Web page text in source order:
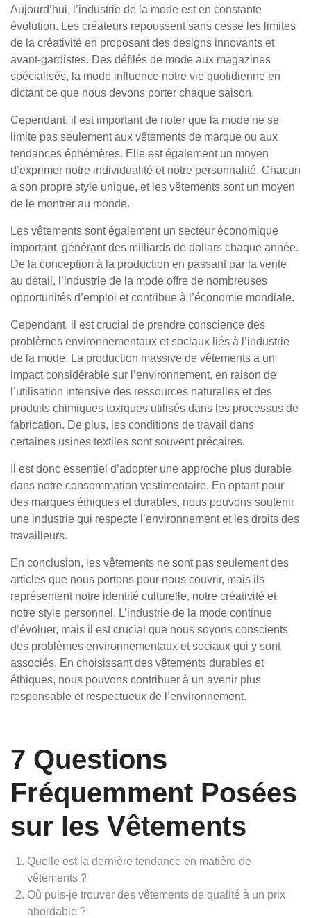
Aujourd’hui, l’industrie de la mode est en constante
évolution. Les créateurs repoussent sans cesse les limites
de la créativité en proposant des designs innovants et
avant-gardistes. Des défilés de mode aux magazines
spécialisés, la mode influence notre vie quotidienne en
dictant ce que nous devons porter chaque saison.
Cependant, il est important de noter que la mode ne se
limite pas seulement aux vêtements de marque ou aux
tendances éphémères. Elle est également un moyen
d’exprimer notre individualité et notre personnalité. Chacun
a son propre style unique, et les vêtements sont un moyen
de le montrer au monde.
Les vêtements sont également un secteur économique
important, générant des milliards de dollars chaque année.
De la conception à la production en passant par la vente
au détail, l’industrie de la mode offre de nombreuses
opportunités d’emploi et contribue à l’économie mondiale.
Cependant, il est crucial de prendre conscience des
problèmes environnementaux et sociaux liés à l’industrie
de la mode. La production massive de vêtements a un
impact considérable sur l’environnement, en raison de
l’utilisation intensive des ressources naturelles et des
produits chimiques toxiques utilisés dans les processus de
fabrication. De plus, les conditions de travail dans
certaines usines textiles sont souvent précaires.
Il est donc essentiel d’adopter une approche plus durable
dans notre consommation vestimentaire. En optant pour
des marques éthiques et durables, nous pouvons soutenir
une industrie qui respecte l’environnement et les droits des
travailleurs.
En conclusion, les vêtements ne sont pas seulement des
articles que nous portons pour nous couvrir, mais ils
représentent notre identité culturelle, notre créativité et
notre style personnel. L’industrie de la mode continue
d’évoluer, mais il est crucial que nous soyons conscients
des problèmes environnementaux et sociaux qui y sont
associés. En choisissant des vêtements durables et
éthiques, nous pouvons contribuer à un avenir plus
responsable et respectueux de l’environnement.
7 Questions
Fréquemment Posées
sur les Vêtements
Quelle est la dernière tendance en matière de
vêtements ?
Où puis-je trouver des vêtements de qualité à un prix
abordable ?